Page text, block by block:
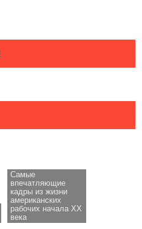
Cамые
впечатляющие
кадры из жизни
американских
рабочих начала XX
века